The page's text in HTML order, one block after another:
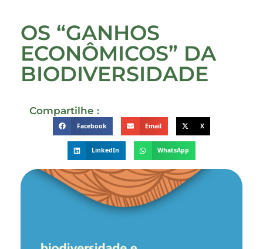
OS “GANHOS
ECONÔMICOS” DA
BIODIVERSIDADE
Compartilhe :
Facebook Email X
LinkedIn WhatsApp